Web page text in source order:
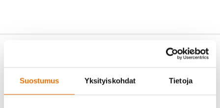
Suostumus Yksityiskohdat Tietoja